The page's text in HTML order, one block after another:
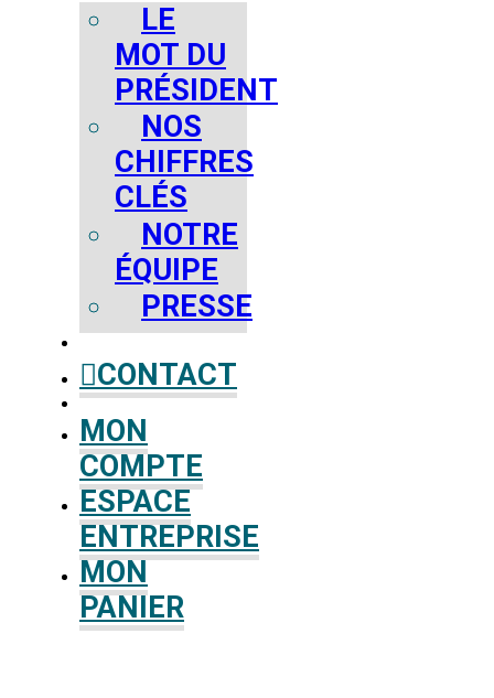
LE
MOT DU
PRÉSIDENT
NOS
CHIFFRES
CLÉS
NOTRE
ÉQUIPE
PRESSE
CONTACT
MON
COMPTE
ESPACE
ENTREPRISE
MON
PANIER